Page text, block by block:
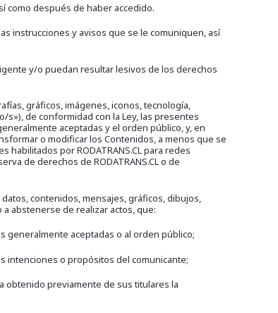
como después de haber accedido.
instrucciones y avisos que se le comuniquen, así
y/o puedan resultar lesivos de los derechos
gráficos, imágenes, iconos, tecnología,
de conformidad con la Ley, las presentes
aceptadas y el orden público, y, en
o modificar los Contenidos, a menos que se
por RODATRANS.CL para redes
de derechos de RODATRANS.CL o de
contenidos, mensajes, gráficos, dibujos,
abstenerse de realizar actos, que:
aceptadas o al orden público;
o propósitos del comunicante;
previamente de sus titulares la